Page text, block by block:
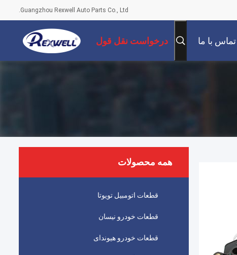
Guangzhou Rexwell Auto Parts Co., Ltd.
تماس با ما درخواست نقل قول
همه محصولات
قطعات اتومبیل تویوتا
قطعات خودرو نیسان
قطعات خودرو هیوندای